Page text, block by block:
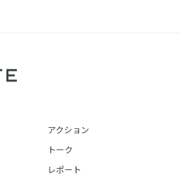
アクション
トーク
レポート